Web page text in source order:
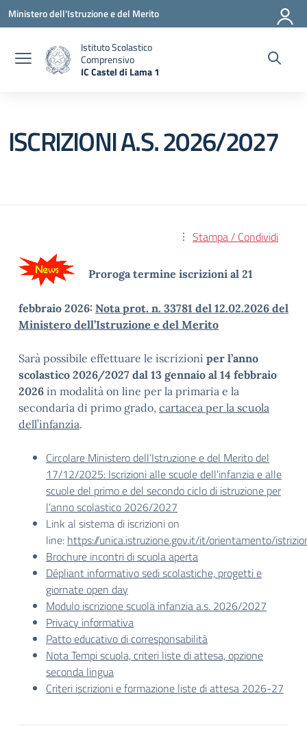
Vai ai contenuti
Vai al menu di navigazione
Vai al footer
Ministero dell'Istruzione e del Merito
Istituto Scolastico
Comprensivo
IC Castel di Lama 1
ISCRIZIONI A.S. 2026/2027
Stampa / Condividi
Proroga termine iscrizioni al 21
febbraio 2026: Nota prot. n. 33781 del 12.02.2026 del
Ministero dell’Istruzione e del Merito
Sarà possibile effettuare le iscrizioni per l’anno
scolastico 2026/2027 dal 13 gennaio al 14 febbraio
2026 in modalità on line per la primaria e la
secondaria di primo grado, cartacea per la scuola
dell’infanzia.
Circolare Ministero dell’Istruzione e del Merito del
17/12/2025: Iscrizioni alle scuole dell’infanzia e alle
scuole del primo e del secondo ciclo di istruzione per
l’anno scolastico 2026/2027
Link al sistema di iscrizioni on
line: https://unica.istruzione.gov.it/it/orientamento/
Brochure incontri di scuola aperta
Dépliant informativo sedi scolastiche, progetti e
giornate open day
Modulo iscrizione scuola infanzia a.s. 2026/2027
Privacy informativa
Patto educativo di corresponsabilità
Nota Tempi scuola, criteri liste di attesa, opzione
seconda lingua
Criteri iscrizioni e formazione liste di attesa 2026-27